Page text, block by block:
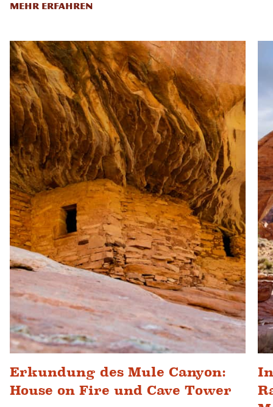
MEHR ERFAHREN
Erkundung des Mule Canyon:
House on Fire und Cave Tower